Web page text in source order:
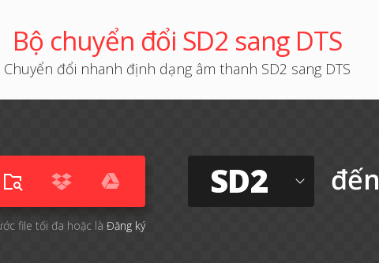
Bộ chuyển đổi SD2 sang DTS
Chuyển đổi nhanh định dạng âm thanh SD2 sang DTS
file tối đa hoặc là Đăng ký
SD2 đến